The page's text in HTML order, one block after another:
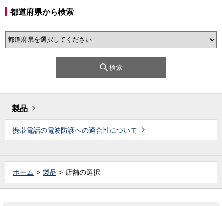
都道府県から検索
検索
製品
携帯電話の電波防護への適合性について
ホーム 製品 店舗の選択